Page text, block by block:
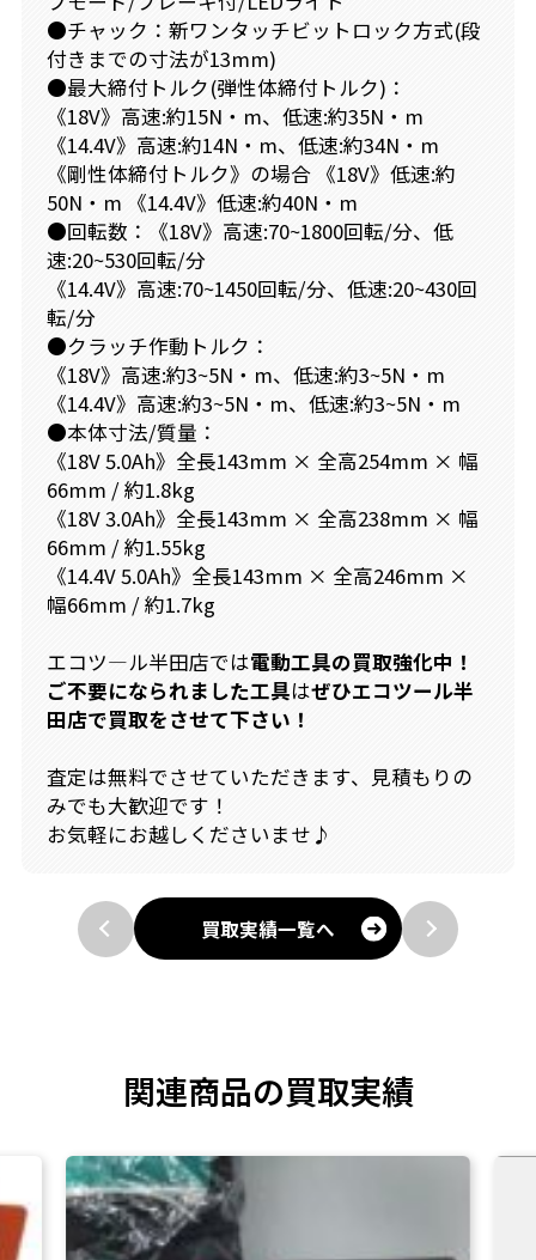
●チャック：新ワンタッチビットロック方式(段
付きまでの寸法が13mm)
●最大締付トルク(弾性体締付トルク)：
《18V》高速:約15N・m、低速:約35N・m
《14.4V》高速:約14N・m、低速:約34N・m
《剛性体締付トルク》の場合 《18V》低速:約
50N・m 《14.4V》低速:約40N・m
●回転数：《18V》高速:70~1800回転/分、低
速:20~530回転/分
《14.4V》高速:70~1450回転/分、低速:20~430回
転/分
●クラッチ作動トルク：
《18V》高速:約3~5N・m、低速:約3~5N・m
《14.4V》高速:約3~5N・m、低速:約3~5N・m
●本体寸法/質量：
《18V 5.0Ah》全長143mm × 全高254mm × 幅
66mm / 約1.8kg
《18V 3.0Ah》全長143mm × 全高238mm × 幅
66mm / 約1.55kg
《14.4V 5.0Ah》全長143mm × 全高246mm ×
幅66mm / 約1.7kg
エコツ―ル半田店では電動工具の買取強化中！
ご不要になられました工具はぜひエコツール半
田店で買取をさせて下さい！
査定は無料でさせていただきます、見積もりの
みでも大歓迎です！
お気軽にお越しくださいませ♪
買取実績一覧へ
関連商品の買取実績